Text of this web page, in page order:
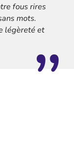
fous rires
mots.
légèreté et